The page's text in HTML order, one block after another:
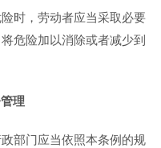
时，劳动者应当采取必要
危险加以消除或者减少到
理
部门应当依照本条例的规